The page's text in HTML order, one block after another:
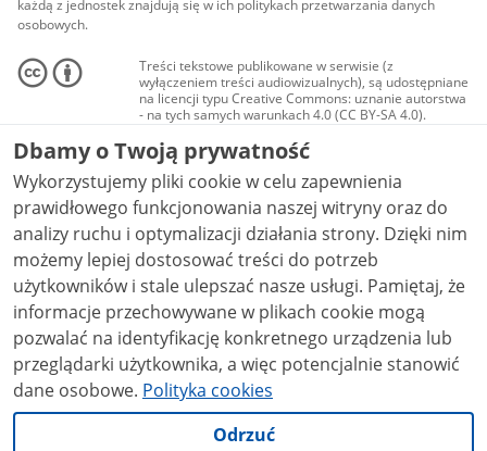
każdą z jednostek znajdują się w ich politykach przetwarzania danych
osobowych.
Treści tekstowe publikowane w serwisie (z
wyłączeniem treści audiowizualnych), są udostępniane
na licencji typu Creative Commons: uznanie autorstwa
- na tych samych warunkach 4.0 (CC BY-SA 4.0).
Materiały audiowizualne, w tym zdjęcia, materiały
audio i wideo, są udostępniane na licencji typu
Creative Commons: uznanie autorstwa użycie
niekomercyjne - bez utworów zależnych 4.0 (CC BY-
NC-ND 4.0), o ile nie jest to stwierdzone inaczej.
Dbamy o Twoją prywatność
Wykorzystujemy pliki cookie w celu zapewnienia
prawidłowego funkcjonowania naszej witryny oraz do
analizy ruchu i optymalizacji działania strony. Dzięki nim
możemy lepiej dostosować treści do potrzeb
użytkowników i stale ulepszać nasze usługi. Pamiętaj, że
informacje przechowywane w plikach cookie mogą
pozwalać na identyfikację konkretnego urządzenia lub
przeglądarki użytkownika, a więc potencjalnie stanowić
dane osobowe. Polityka cookies
Odrzuć